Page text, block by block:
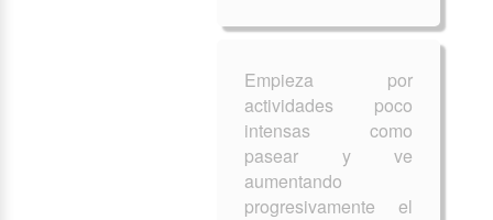
Empieza por
actividades poco
intensas como
pasear y ve
aumentando
progresivamente el